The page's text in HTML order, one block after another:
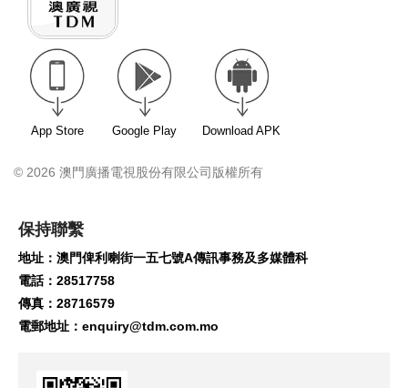
App Store Google Play Download APK
© 2026 澳門廣播電視股份有限公司版權所有
保持聯繫
地址：澳門俾利喇街一五七號A傳訊事務及多媒體科
電話：28517758
傳真：28716579
電郵地址： enquiry@tdm.com.mo